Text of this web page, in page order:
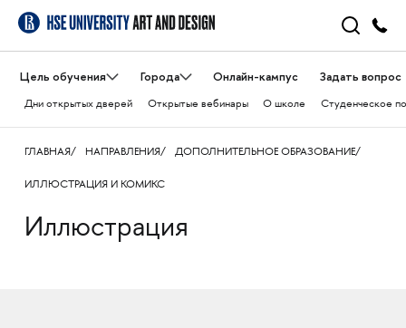
Цель обучения Города Онлайн-кампус Задать вопрос
Дни открытых дверей Открытые вебинары О школе Студенческое
ГЛАВНАЯ НАПРАВЛЕНИЯ ДОПОЛНИТЕЛЬНОЕ ОБРАЗОВАНИЕ
ИЛЛЮСТРАЦИЯ И КОМИКС
Иллюстрация